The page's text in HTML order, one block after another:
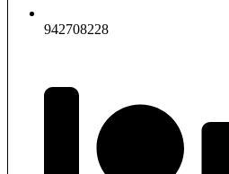
942708228